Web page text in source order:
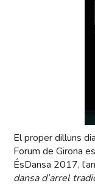
El proper dilluns
Forum de Girona
ÉsDansa 2017,
dansa d’arrel